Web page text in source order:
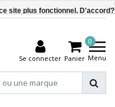
Se connecter
0
Panier Menu
site plus fonctionnel. D'accord?